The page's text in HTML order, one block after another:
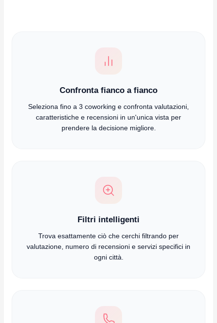
Confronta fianco a fianco
Seleziona fino a 3 coworking e confronta valutazioni,
caratteristiche e recensioni in un'unica vista per
prendere la decisione migliore.
Filtri intelligenti
Trova esattamente ciò che cerchi filtrando per
valutazione, numero di recensioni e servizi specifici in
ogni città.